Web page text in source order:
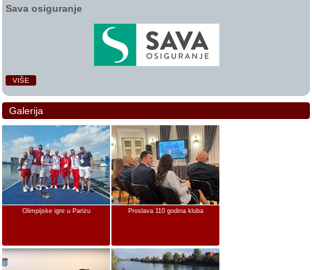
Sava osiguranje
VIŠE
Galerija
Olimpijske igre u Parizu Proslava 110 godina kluba